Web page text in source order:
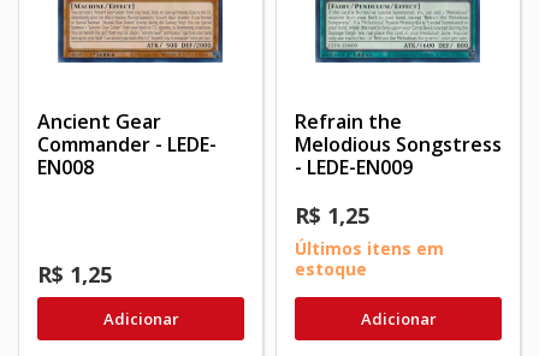
Ancient Gear
Commander - LEDE-
EN008
R$ 1,25
Adicionar
Refrain the
Melodious Songstress
- LEDE-EN009
R$ 1,25
Últimos itens em
estoque
Adicionar